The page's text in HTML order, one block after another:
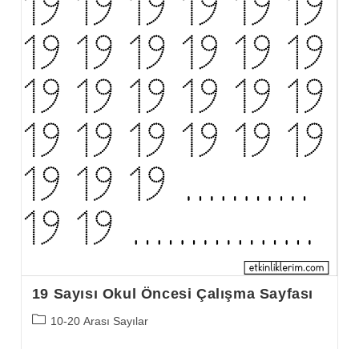
19 Sayısı Okul Öncesi Çalışma Sayfası
Post10-20 Arası Sayılar